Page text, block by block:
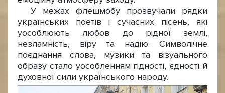
У межах флешмобу прозвучали рядки
українських поетів і сучасних пісень, які
уособлюють любов до рідної землі,
незламність, віру та надію. Символічне
поєднання слова, музики та візуального
образу стало уособленням гідності, єдності й
духовної сили українського народу.